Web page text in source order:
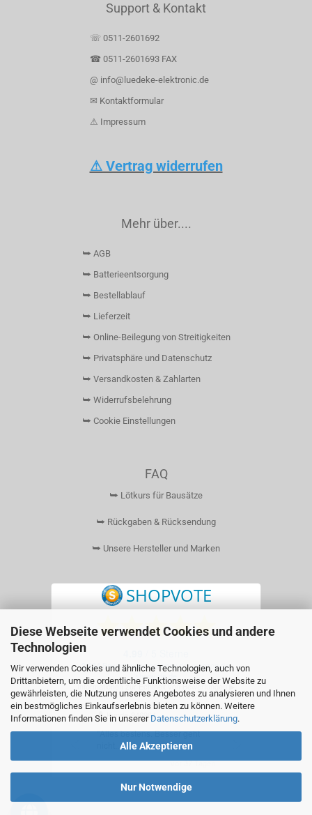
Diese Webseite verwendet Cookies und andere
Technologien
Wir verwenden Cookies und ähnliche Technologien, auch von
Drittanbietern, um die ordentliche Funktionsweise der Website zu
gewährleisten, die Nutzung unseres Angebotes zu analysieren und Ihnen
ein bestmögliches Einkaufserlebnis bieten zu können. Weitere
Informationen finden Sie in unserer Datenschutzerklärung.
Alle Akzeptieren
Nur Notwendige
Support & Kontakt
☏ 0511-2601692
☎ 0511-2601693 FAX
@ info@luedeke-elektronic.de
✉ Kontaktformular
⚠ Impressum
⚠ Vertrag widerrufen
Mehr über....
⮩ AGB
⮩ Batterieentsorgung
⮩ Bestellablauf
⮩ Lieferzeit
⮩ Online-Beilegung von Streitigkeiten
⮩ Privatsphäre und Datenschutz
⮩ Versandkosten & Zahlarten
⮩ Widerrufsbelehrung
⮩ Cookie Einstellungen
FAQ
⮩ Lötkurs für Bausätze
⮩ Rückgaben & Rücksendung
⮩ Unsere Hersteller und Marken